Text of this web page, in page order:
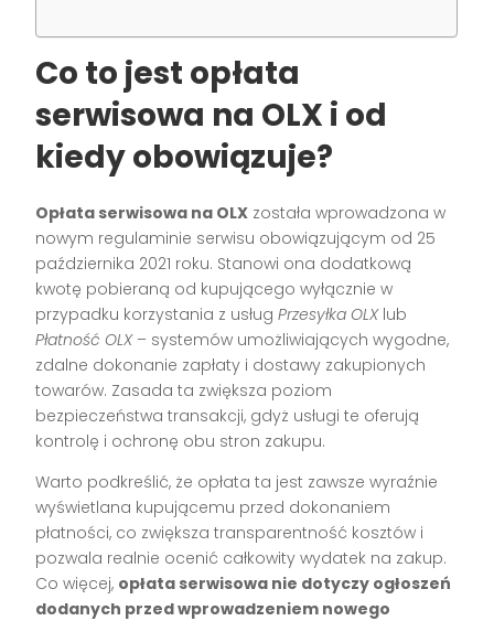
Co to jest opłata
serwisowa na OLX i od
kiedy obowiązuje?
Opłata serwisowa na OLX została wprowadzona w
nowym regulaminie serwisu obowiązującym od 25
października 2021 roku. Stanowi ona dodatkową
kwotę pobieraną od kupującego wyłącznie w
przypadku korzystania z usługPrzesyłka OLXlub
Płatność OLX– systemów umożliwiających wygodne,
zdalne dokonanie zapłaty i dostawy zakupionych
towarów. Zasada ta zwiększa poziom
bezpieczeństwa transakcji, gdyż usługi te oferują
kontrolę i ochronę obu stron zakupu.
Warto podkreślić, że opłata ta jest zawsze wyraźnie
wyświetlana kupującemu przed dokonaniem
płatności, co zwiększa transparentność kosztów i
pozwala realnie ocenić całkowity wydatek na zakup.
Co więcej, opłata serwisowa nie dotyczy ogłoszeń
dodanych przed wprowadzeniem nowego